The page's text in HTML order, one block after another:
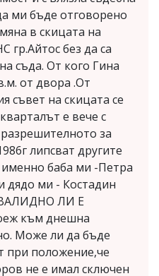
ми бъде отговорено
в скицата на
гр.Айтос без да са
съда. От кого Гина
от двора .От
съвет на скицата се
е вече с
за
липсват другите
баба ми -Петра
дядо ми - Костадин
ВАЛИДНО ЛИ Е
към днешна
Може ли да бъде
при положение,че
не е имал сключен